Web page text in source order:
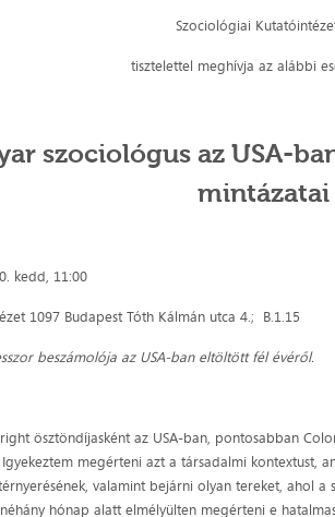
Szociológiai
tisztelettel meghívja az alábbi
szociológus az USA-
mintázatai
kedd, 11:00
1097 Budapest Tóth Kálmán utca 4.; B.1.15
beszámolója az USA-ban eltöltött fél évéről.
ösztöndíjasként az USA-ban, pontosabban
megérteni azt a társadalmi kontextust,
valamint bejárni olyan tereket, ahol a
hónap alatt elmélyülten megérteni e